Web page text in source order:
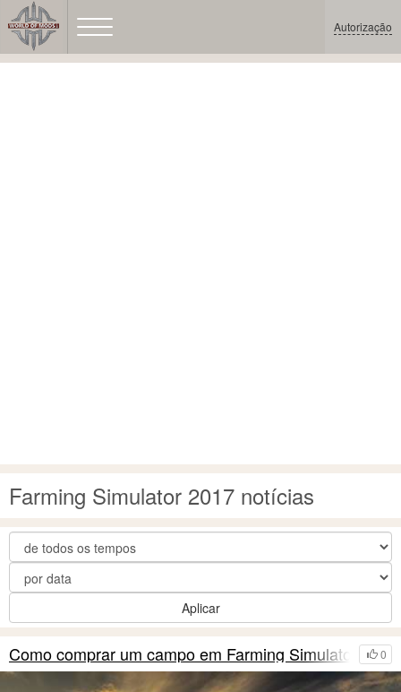
Autorização
Farming Simulator 2017 notícias
Aplicar
0
Como comprar um campo em Farming Simulator